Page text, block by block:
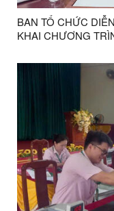
BAN TỔ CHỨC
KHAI CHƯƠNG